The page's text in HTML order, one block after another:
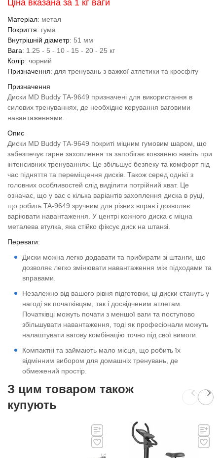
Ціна вказана за 1 кг ваги
Матеріал: метал
Покриття: гума
Внутрішній діаметр: 51 мм
Вага: 1.25 - 5 - 10 - 15 - 20 - 25 кг
Колір: чорний
Призначення: для тренувань з важкої атлетики та кросфіту
Призначення
Диски MD Buddy TA-9649 призначені для використання в
силових тренуваннях, де необхідне керування ваговими
навантаженнями.
Опис
Диски MD Buddy TA-9649 покриті міцним гумовим шаром, що
забезпечує гарне захоплення та запобігає ковзанню навіть при
інтенсивних тренуваннях. Це збільшує безпеку та комфорт під
час підняття та переміщення дисків. Також серед однієї з
головних особливостей слід виділити потрійний хват. Це
означає, що у вас є кілька варіантів захоплення диска в руці,
що робить TA-9649 зручним для різних вправ і дозволяє
варіювати навантаження. У центрі кожного диска є міцна
металева втулка, яка стійко фіксує диск на штанзі.
Переваги:
Диски можна легко додавати та прибирати зі штанги, що
дозволяє легко змінювати навантаження між підходами та
вправами.
Незалежно від вашого рівня підготовки, ці диски стануть у
нагоді як початківцям, так і досвідченим атлетам.
Початківці можуть почати з меншої ваги та поступово
збільшувати навантаження, тоді як професіонали можуть
налаштувати вагову комбінацію точно під свої вимоги.
Компактні та займають мало місця, що робить їх
відмінним вибором для домашніх тренувань, де
обмежений простір.
З цим товаром також
купують